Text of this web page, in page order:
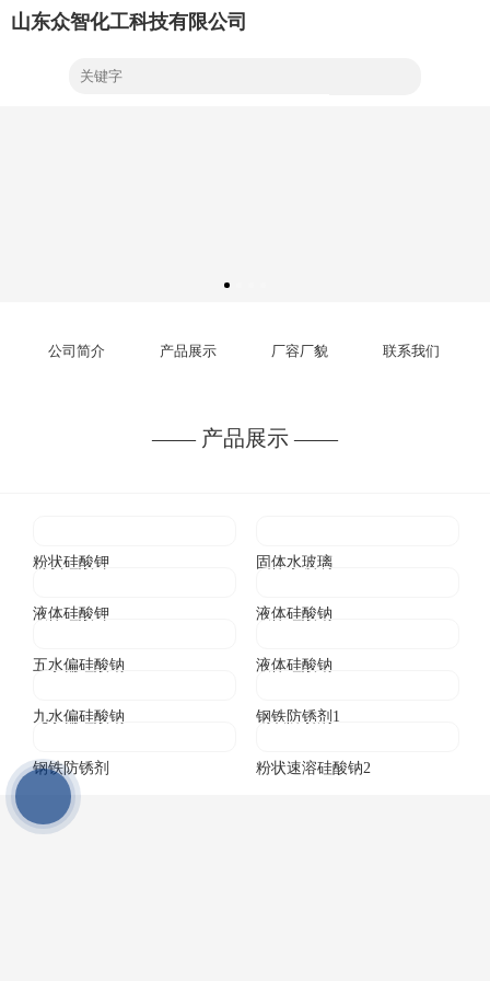
山东众智化工科技有限公司
公司简介 产品展示 厂容厂貌 联系我们
—— 产品展示 ——
粉状硅酸钾 固体水玻璃
液体硅酸钾 液体硅酸钠
五水偏硅酸钠 液体硅酸钠
九水偏硅酸钠 钢铁防锈剂1
钢铁防锈剂 粉状速溶硅酸钠2